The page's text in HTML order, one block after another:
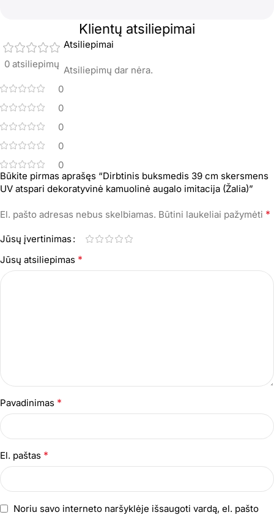
Klientų atsiliepimai
0 atsiliepimų
0
0
0
0
0
Atsiliepimai
Atsiliepimų dar nėra.
Būkite pirmas aprašęs “Dirbtinis buksmedis 39 cm skersmens
UV atspari dekoratyvinė kamuolinė augalo imitacija (Žalia)”
El. pašto adresas nebus skelbiamas. Būtini laukeliai pažymėti *
Jūsų įvertinimas
Jūsų atsiliepimas *
Pavadinimas *
El. paštas *
Noriu savo interneto naršyklėje išsaugoti vardą, el. pašto